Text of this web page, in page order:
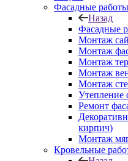
Фасадные работы
Назад
Фасадные
Монтаж
Монтаж
Монтаж
Монтаж
Монтаж
Утепление
Ремонт
кирпич)
Монтаж
Кровельные